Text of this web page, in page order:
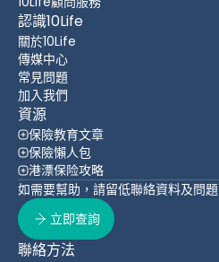
認識10Life
關於10Life
傳媒中心
常見問題
加入我們
資源
保險教育文章
保險懶人包
港漂保险攻略
如需要幫助，請留低聯絡資料及問題
立即查詢
聯絡方法